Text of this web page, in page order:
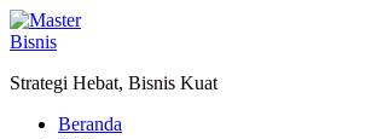
Lewati
ke
Strategi Hebat, Bisnis Kuat
Beranda